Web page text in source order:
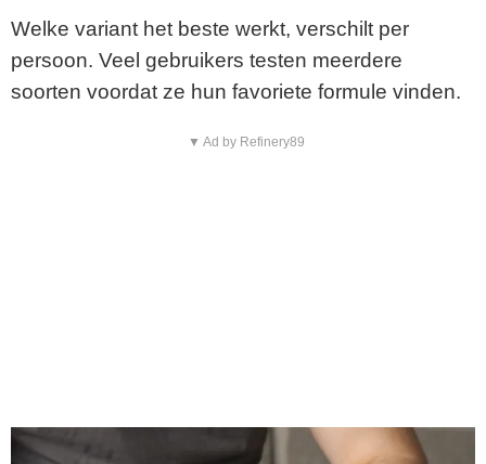
Welke variant het beste werkt, verschilt per
persoon. Veel gebruikers testen meerdere
soorten voordat ze hun favoriete formule vinden.
▼ Ad by Refinery89